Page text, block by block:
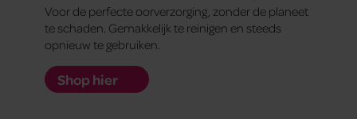
Voor de perfecte oorverzorging, zonder de planeet
te schaden. Gemakkelijk te reinigen en steeds
opnieuw te gebruiken.
Shop hier